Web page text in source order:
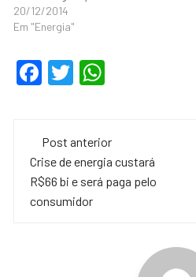
usinas eólicas em operação
no país ao longo do mês de
médios, correspondeu a um
fator de capacidade médio
de 49%. O número é
20/12/2014
Em "Energia"
F
e
b
o
T
er s
A
Navegação
de
post
Post anterior
Crise de energia custará
R$66 bi e será paga pelo
consumidor